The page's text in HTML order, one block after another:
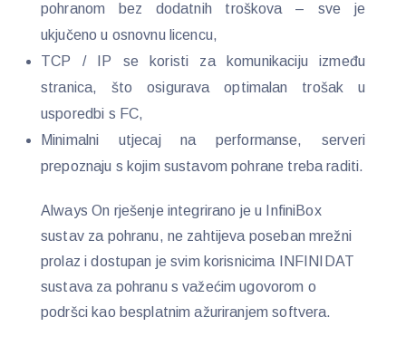
pohranom bez dodatnih troškova – sve je
ukjučeno u osnovnu licencu,
TCP / IP se koristi za komunikaciju između
stranica, što osigurava optimalan trošak u
usporedbi s FC,
Minimalni utjecaj na performanse, serveri
prepoznaju s kojim sustavom pohrane treba raditi.
Always On rješenje integrirano je u InfiniBox
sustav za pohranu, ne zahtijeva poseban mrežni
prolaz i dostupan je svim korisnicima INFINIDAT
sustava za pohranu s važećim ugovorom o
podršci kao besplatnim ažuriranjem softvera.